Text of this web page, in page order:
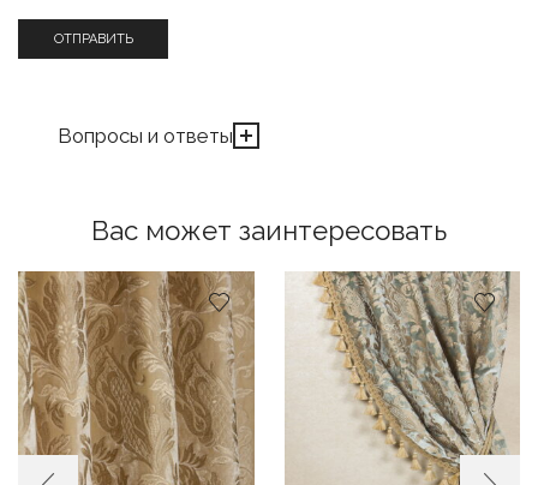
Вопросы и ответы
Вас может заинтересовать